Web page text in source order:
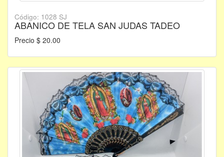
Código: 1028 SJ
ABANICO DE TELA SAN JUDAS TADEO
Precio $ 20.00